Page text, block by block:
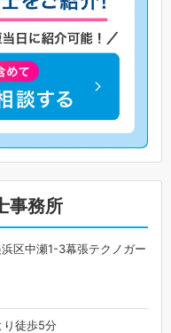
事務所
区中瀬1-3幕張テクノガー
り徒歩5分